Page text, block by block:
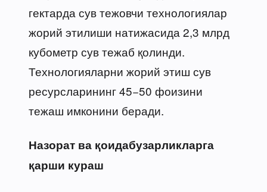
гектарда сув тежовчи технологиялар
жорий этилиши натижасида 2,3 млрд
кубометр сув тежаб қолинди.
Технологияларни жорий этиш сув
ресурсларининг 45−50 фоизини
тежаш имконини беради.
Назорат ва қоидабузарликларга
қарши кураш